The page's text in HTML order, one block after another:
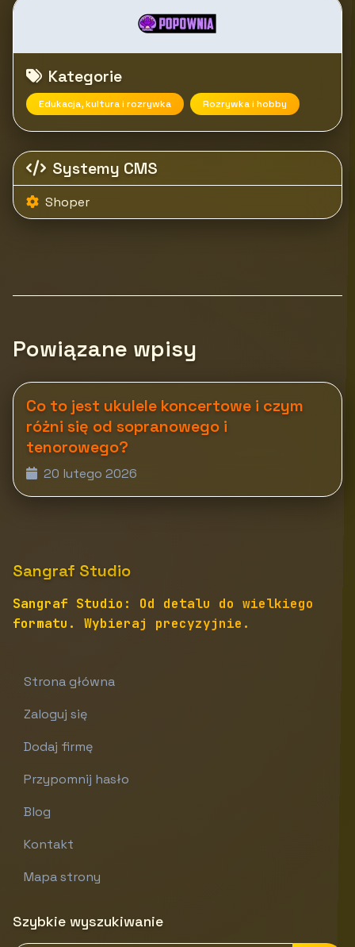
Kategorie
Edukacja, kultura i rozrywka Rozrywka i hobby
Systemy CMS
Shoper
Powiązane wpisy
Co to jest ukulele koncertowe i czym
różni się od sopranowego i
tenorowego?
20 lutego 2026
Sangraf Studio
Sangraf Studio: Od detalu do wielkiego
formatu. Wybieraj precyzyjnie.
Strona główna
Zaloguj się
Dodaj firmę
Przypomnij hasło
Blog
Kontakt
Mapa strony
Szybkie wyszukiwanie